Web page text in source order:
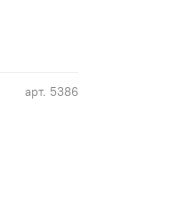
арт. 5386